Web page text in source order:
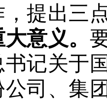
提出三
意义。
记关于
司、集